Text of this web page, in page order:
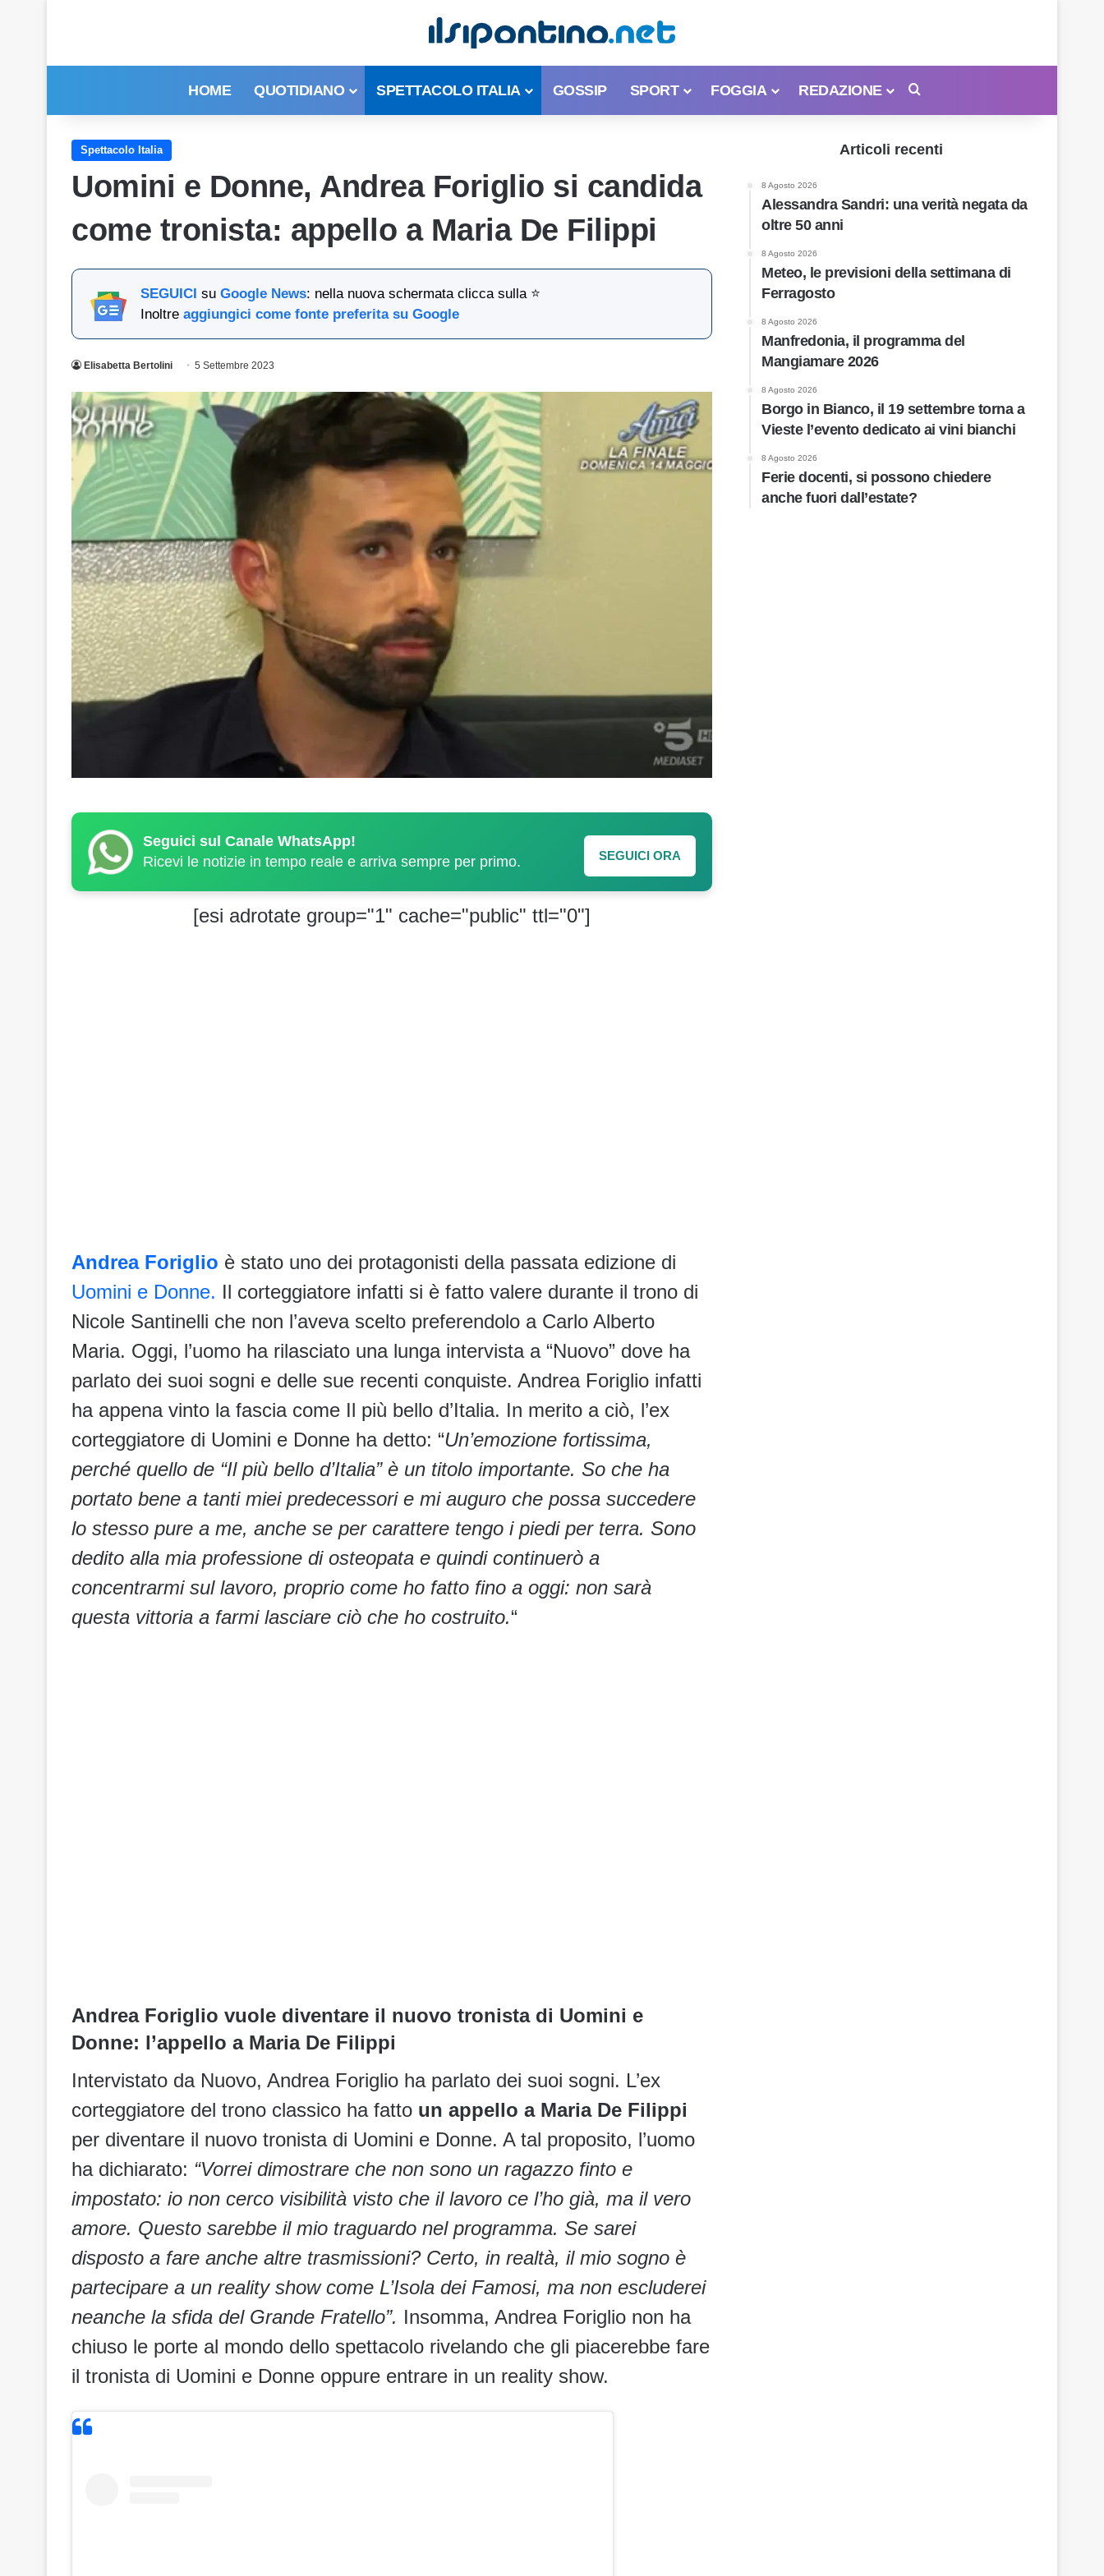
HOME QUOTIDIANO SPETTACOLO ITALIA GOSSIP SPORT FOGGIA REDAZIONE
Spettacolo Italia
Uomini e Donne, Andrea Foriglio si candida
come tronista: appello a Maria De Filippi
SEGUICI su Google News: nella nuova schermata clicca sulla ⭐
Inoltre aggiungici come fonte preferita su Google
Elisabetta Bertolini 5 Settembre 2023
Seguici sul Canale WhatsApp!
Ricevi le notizie in tempo reale e arriva sempre per primo.
SEGUICI ORA
[esi adrotate group="1" cache="public" ttl="0"]
Andrea Foriglio è stato uno dei protagonisti della passata edizione di
Uomini e Donne. Il corteggiatore infatti si è fatto valere durante il trono di
Nicole Santinelli che non l’aveva scelto preferendolo a Carlo Alberto
Maria. Oggi, l’uomo ha rilasciato una lunga intervista a “Nuovo” dove ha
parlato dei suoi sogni e delle sue recenti conquiste. Andrea Foriglio infatti
ha appena vinto la fascia come Il più bello d’Italia. In merito a ciò, l’ex
corteggiatore di Uomini e Donne ha detto: “Un’emozione fortissima,
perché quello de “Il più bello d’Italia” è un titolo importante. So che ha
portato bene a tanti miei predecessori e mi auguro che possa succedere
lo stesso pure a me, anche se per carattere tengo i piedi per terra. Sono
dedito alla mia professione di osteopata e quindi continuerò a
concentrarmi sul lavoro, proprio come ho fatto fino a oggi: non sarà
questa vittoria a farmi lasciare ciò che ho costruito.“
Andrea Foriglio vuole diventare il nuovo tronista di Uomini e
Donne: l’appello a Maria De Filippi
Intervistato da Nuovo, Andrea Foriglio ha parlato dei suoi sogni. L’ex
corteggiatore del trono classico ha fatto un appello a Maria De Filippi
per diventare il nuovo tronista di Uomini e Donne. A tal proposito, l’uomo
ha dichiarato: “Vorrei dimostrare che non sono un ragazzo finto e
impostato: io non cerco visibilità visto che il lavoro ce l’ho già, ma il vero
amore. Questo sarebbe il mio traguardo nel programma. Se sarei
disposto a fare anche altre trasmissioni? Certo, in realtà, il mio sogno è
partecipare a un reality show come L’Isola dei Famosi, ma non escluderei
neanche la sfida del Grande Fratello”. Insomma, Andrea Foriglio non ha
chiuso le porte al mondo dello spettacolo rivelando che gli piacerebbe fare
il tronista di Uomini e Donne oppure entrare in un reality show.
Articoli recenti
8 Agosto 2026
Alessandra Sandri: una verità negata da
oltre 50 anni
8 Agosto 2026
Meteo, le previsioni della settimana di
Ferragosto
8 Agosto 2026
Manfredonia, il programma del
Mangiamare 2026
8 Agosto 2026
Borgo in Bianco, il 19 settembre torna a
Vieste l’evento dedicato ai vini bianchi
8 Agosto 2026
Ferie docenti, si possono chiedere
anche fuori dall’estate?